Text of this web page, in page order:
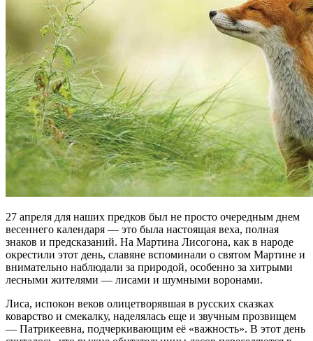
27 апреля для наших предков был не просто очередным днем
весеннего календаря — это была настоящая веха, полная
знаков и предсказаний. На Мартина Лисогона, как в народе
окрестили этот день, славяне вспоминали о святом Мартине и
внимательно наблюдали за природой, особенно за хитрыми
лесными жителями — лисами и шумными воронами.
Лиса, испокон веков олицетворявшая в русских сказках
коварство и смекалку, наделялась еще и звучным прозвищем
— Патрикеевна, подчеркивающим её «важность». В этот день